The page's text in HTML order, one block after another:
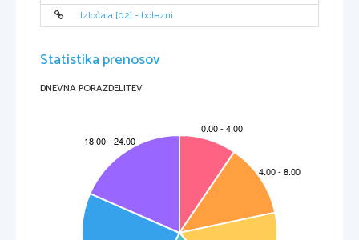
Izločala [02] - bolezni
Statistika prenosov
DNEVNA PORAZDELITEV